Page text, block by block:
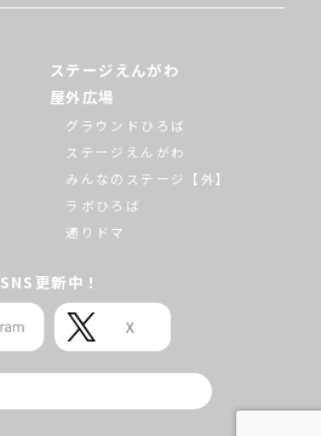
ステージえんがわ
屋外広場
グラウンドひろば
ステージえんがわ
みんなのステージ【外】
ラボひろば
通りドマ
SNS更新中！